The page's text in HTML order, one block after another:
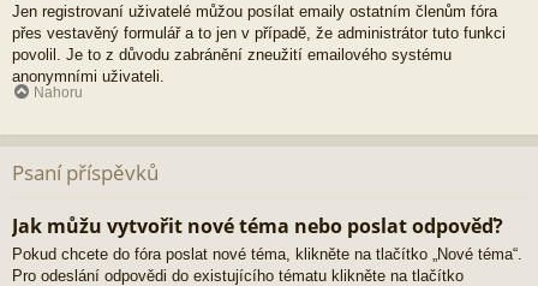
Jen registrovaní uživatelé můžou posílat emaily ostatním členům fóra
přes vestavěný formulář a to jen v případě, že administrátor tuto funkci
povolil. Je to z důvodu zabránění zneužití emailového systému
anonymními uživateli.
Nahoru
Psaní příspěvků
Jak můžu vytvořit nové téma nebo poslat odpověď?
Pokud chcete do fóra poslat nové téma, klikněte na tlačítko „Nové téma“.
Pro odeslání odpovědi do existujícího tématu klikněte na tlačítko